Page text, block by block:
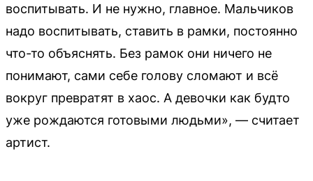
воспитывать. И не нужно, главное. Мальчиков
надо воспитывать, ставить в рамки, постоянно
что-то объяснять. Без рамок они ничего не
понимают, сами себе голову сломают и всё
вокруг превратят в хаос. А девочки как будто
уже рождаются готовыми людьми», — считает
артист.